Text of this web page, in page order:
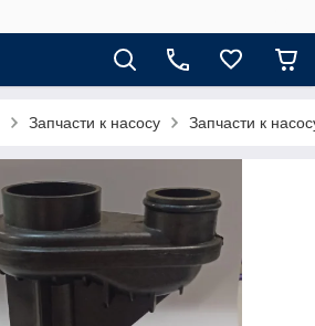
Запчасти к насосу Запчасти к